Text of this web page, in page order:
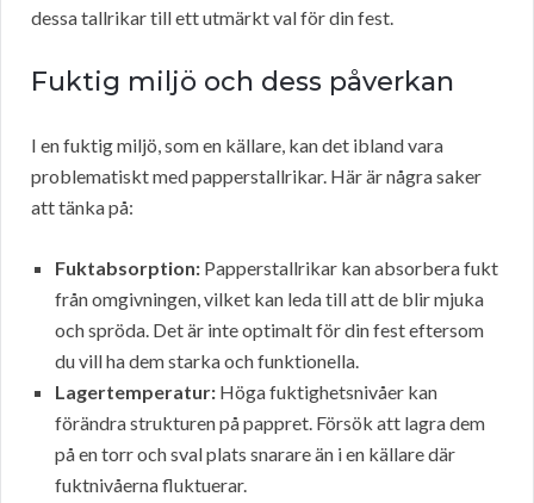
dessa tallrikar till ett utmärkt val för din fest.
Fuktig miljö och dess påverkan
I en fuktig miljö, som en källare, kan det ibland vara
problematiskt med papperstallrikar. Här är några saker
att tänka på:
Fuktabsorption: Papperstallrikar kan absorbera fukt
från omgivningen, vilket kan leda till att de blir mjuka
och spröda. Det är inte optimalt för din fest eftersom
du vill ha dem starka och funktionella.
Lagertemperatur: Höga fuktighetsnivåer kan
förändra strukturen på pappret. Försök att lagra dem
på en torr och sval plats snarare än i en källare där
fuktnivåerna fluktuerar.